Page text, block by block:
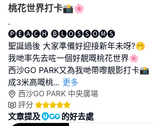
桃花世界打卡📸🌸
.
🅟🅔🅐🅒🅗 🅑🅛🅞🅢🅢🅞🅜🅢
聖誕過後 大家準備好迎接新年未呀?🫢
我哋率先去咗一個好靚嘅桃花世界🌸
西沙GO PARK又為我哋帶嚟靚影打卡📸
成3米高嘅桃... 更多
西沙GO PARK 中央廣場
評分
文章提及 的好去處